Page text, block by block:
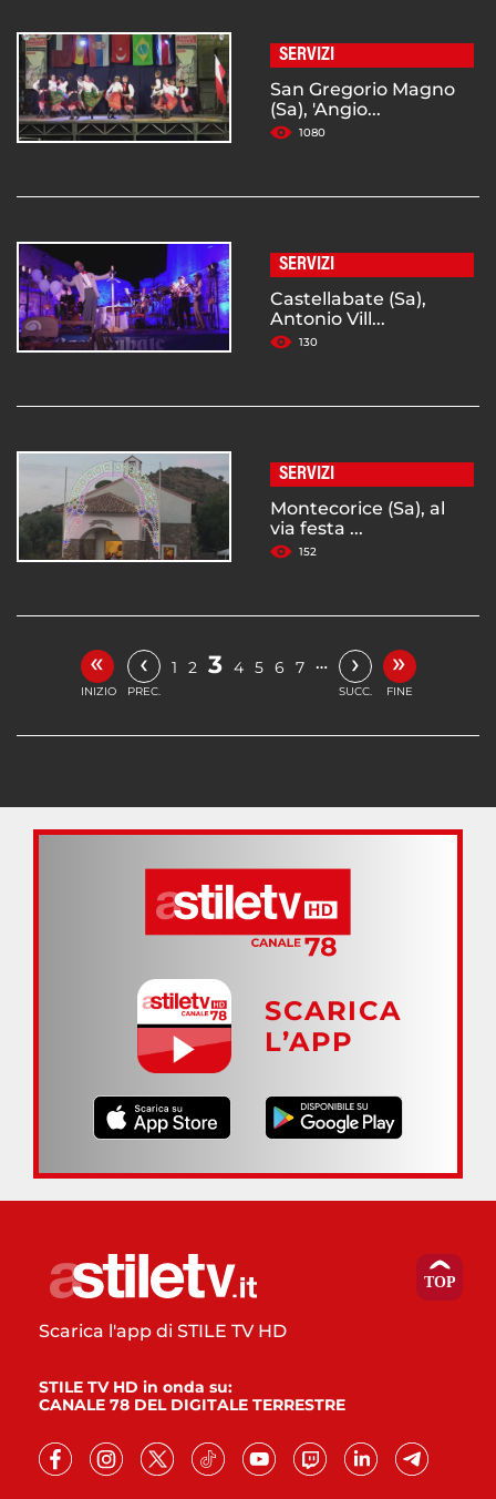
SERVIZI
San Gregorio Magno
(Sa), 'Angio...
1080
SERVIZI
Castellabate (Sa),
Antonio Vill...
130
SERVIZI
Montecorice (Sa), al
via festa ...
152
«
INIZIO
‹
PREC.
1 2 3 4 5 6 7 … ›
SUCC.
»
FINE
SCARICA
L’APP
Scarica l'app di STILE TV HD
STILE TV HD in onda su:
CANALE 78 DEL DIGITALE TERRESTRE